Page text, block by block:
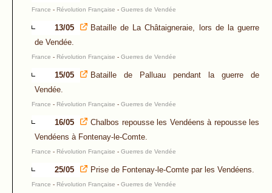
France - Révolution Française - Guerres de Vendée
13/05
Bataille de La Châtaigneraie, lors de la guerre
de Vendée.
France - Révolution Française - Guerres de Vendée
15/05
Bataille de Palluau pendant la guerre de
Vendée.
France - Révolution Française - Guerres de Vendée
16/05
Chalbos repousse les Vendéens à repousse les
Vendéens à Fontenay-le-Comte.
France - Révolution Française - Guerres de Vendée
25/05 Prise de Fontenay-le-Comte par les Vendéens.
France - Révolution Française - Guerres de Vendée